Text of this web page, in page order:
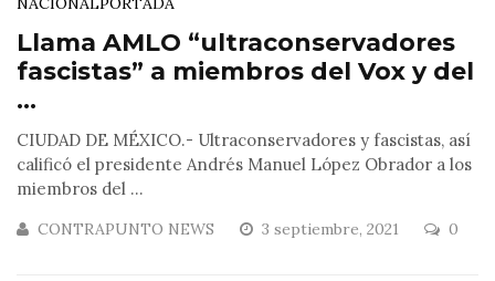
Llama AMLO “ultraconservadores
fascistas” a miembros del Vox y del
...
CIUDAD DE MÉXICO.- Ultraconservadores y fascistas, así
calificó el presidente Andrés Manuel López Obrador a los
miembros del ...
CONTRAPUNTO NEWS 3 septiembre, 2021 0